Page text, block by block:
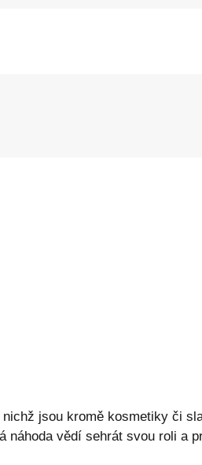
jsou kromě kosmetiky či
náhoda vědí sehrát svou roli a